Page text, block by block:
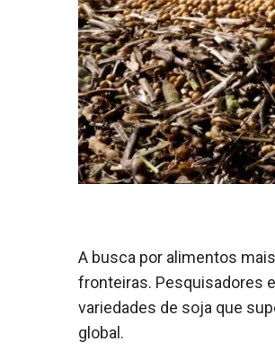
A busca por alimentos
fronteiras. Pesquisadores
variedades de soja que
global.